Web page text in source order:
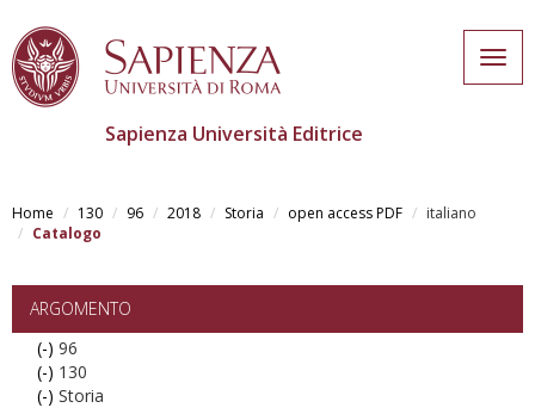
main
content
Sapienza Università Editrice
Home 130 96 2018 Storia open access PDF
italiano
Catalogo
ARGOMENTO
(-) Remove
96
filter
96
(-) Remove
130
130
(-) Remove
Storia